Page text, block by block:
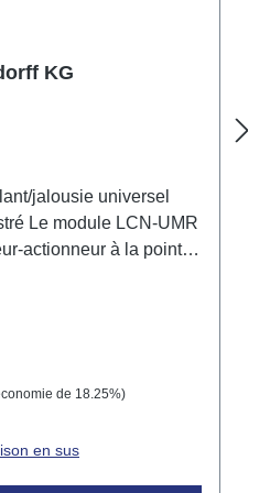
KG
jalousie universel
Le module LCN-UMR
actionneur à la pointe
de 230V. Le
une intégration dans
et permet une
en service faciles.
:
de 18.25%)
en sus